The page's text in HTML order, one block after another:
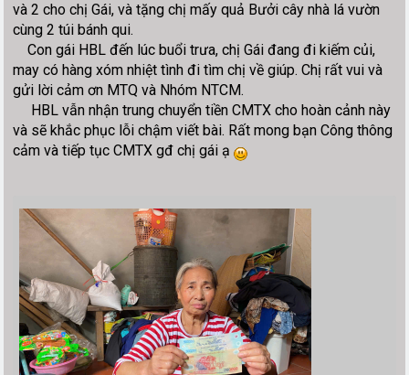
và 2 cho chị Gái, và tặng chị mấy quả Bưởi cây nhà lá vườn
cùng 2 túi bánh qui.
Con gái HBL đến lúc buổi trưa, chị Gái đang đi kiếm củi,
may có hàng xóm nhiệt tình đi tìm chị về giúp. Chị rất vui và
gửi lời cảm ơn MTQ và Nhóm NTCM.
HBL vẫn nhận trung chuyển tiền CMTX cho hoàn cảnh này
và sẽ khắc phục lỗi chậm viết bài. Rất mong bạn Công thông
cảm và tiếp tục CMTX gđ chị gái ạ